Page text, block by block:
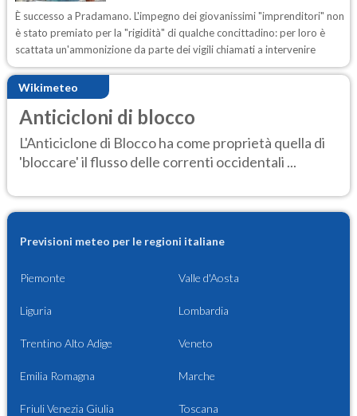
È successo a Pradamano. L'impegno dei giovanissimi "imprenditori" non
è stato premiato per la "rigidità" di qualche concittadino: per loro è
scattata un'ammonizione da parte dei vigili chiamati a intervenire
Wikimeteo
Anticicloni di blocco
L'Anticiclone di Blocco ha come proprietà quella di
'bloccare' il flusso delle correnti occidentali ...
Previsioni meteo per le regioni italiane
Piemonte Valle d'Aosta
Liguria Lombardia
Trentino Alto Adige Veneto
Emilia Romagna Marche
Friuli Venezia Giulia Toscana